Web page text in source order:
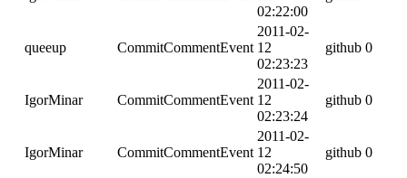
02:22:00
queeup CommitCommentEvent
2011-02-
12
02:23:23
github 0
IgorMinar CommitCommentEvent
2011-02-
12
02:23:24
github 0
IgorMinar CommitCommentEvent
2011-02-
12
02:24:50
github 0